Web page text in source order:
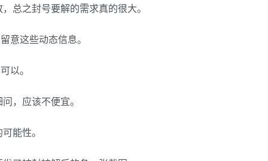
总之封号要解的需求真的很大。
意这些动态信息。
以。
，应该不便宜。
能性。